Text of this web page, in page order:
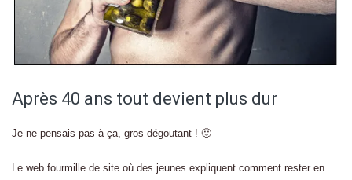
Après 40 ans tout devient plus dur
Je ne pensais pas à ça, gros dégoutant ! 🙂
Le web fourmille de site où des jeunes expliquent comment rester en